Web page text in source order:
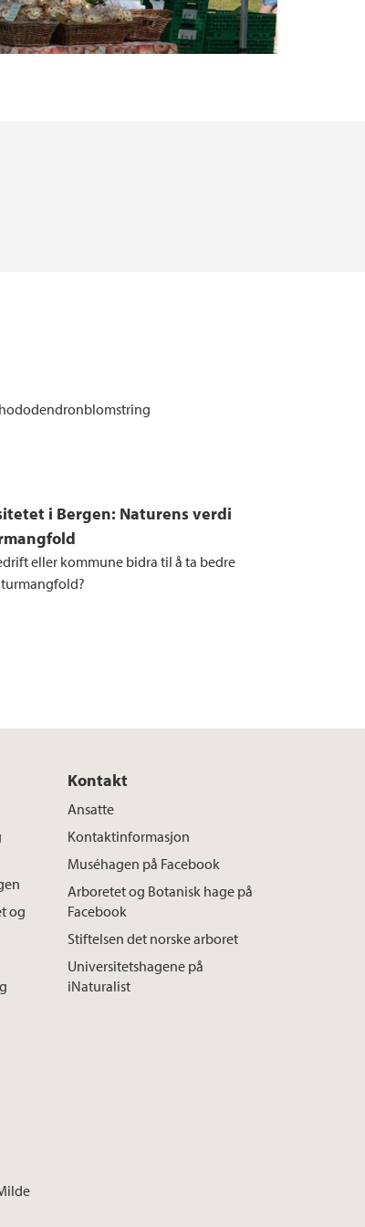
i Bergen: Naturens verdi
eller kommune bidra til å ta bedre
og
Kontakt
Ansatte
Kontaktinformasjon
Muséhagen på Facebook
Arboretet og Botanisk hage på
Facebook
Stiftelsen det norske arboret
Universitetshagene på
iNaturalist